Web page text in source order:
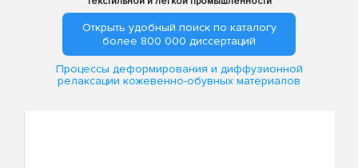
Открыть удобный поиск по каталогу
более 800 000 диссертаций
Процессы деформирования и диффузионной
релаксации кожевенно-обувных материалов